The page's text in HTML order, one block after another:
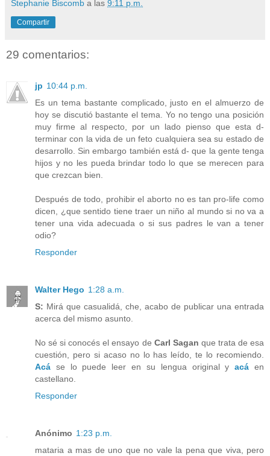
Stephanie Biscomb a las 9:11 p.m.
Compartir
29 comentarios:
jp 10:44 p.m.
Es un tema bastante complicado, justo en el almuerzo de
hoy se discutió bastante el tema. Yo no tengo una posición
muy firme al respecto, por un lado pienso que esta d-
terminar con la vida de un feto cualquiera sea su estado de
desarrollo. Sin embargo también está d- que la gente tenga
hijos y no les pueda brindar todo lo que se merecen para
que crezcan bien.
Después de todo, prohibir el aborto no es tan pro-life como
dicen, ¿que sentido tiene traer un niño al mundo si no va a
tener una vida adecuada o si sus padres le van a tener
odio?
Responder
Walter Hego 1:28 a.m.
S: Mirá que casualidá, che, acabo de publicar una entrada
acerca del mismo asunto.
No sé si conocés el ensayo de Carl Sagan que trata de esa
cuestión, pero si acaso no lo has leído, te lo recomiendo.
Acá se lo puede leer en su lengua original yacá en
castellano.
Responder
Anónimo 1:23 p.m.
mataria a mas de uno que no vale la pena que viva, pero